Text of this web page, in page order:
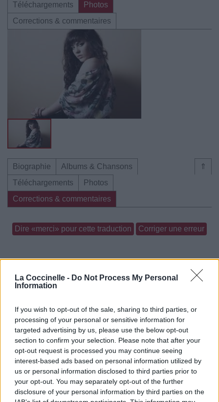
La Coccinelle - Do Not Process My Personal
Information
If you wish to opt-out of the sale, sharing to third parties, or
processing of your personal or sensitive information for
targeted advertising by us, please use the below opt-out
section to confirm your selection. Please note that after your
opt-out request is processed you may continue seeing
interest-based ads based on personal information utilized by
us or personal information disclosed to third parties prior to
your opt-out. You may separately opt-out of the further
disclosure of your personal information by third parties on the
Téléchargements
Photos
Corrections & commentaires
⇑
Biographie
Albums & Chansons
Téléchargements
Photos
Corrections & commentaires
Dire «merci» pour cette traduction Corriger une erreur